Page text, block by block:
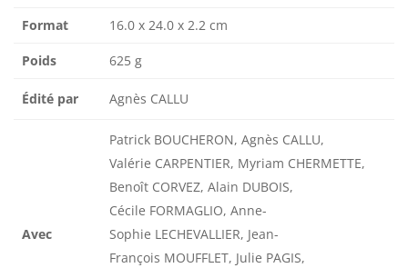
Format 16.0 x 24.0 x 2.2 cm
Poids 625 g
Édité par Agnès CALLU
Avec
Patrick BOUCHERON, Agnès CALLU,
Valérie CARPENTIER, Myriam CHERMETTE,
Benoît CORVEZ, Alain DUBOIS,
Cécile FORMAGLIO, Anne-
Sophie LECHEVALLIER, Jean-
François MOUFFLET, Julie PAGIS,